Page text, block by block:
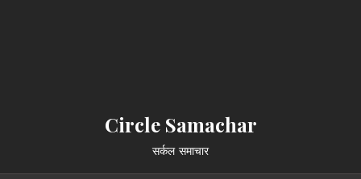
Circle Samachar
सर्कल समाचार